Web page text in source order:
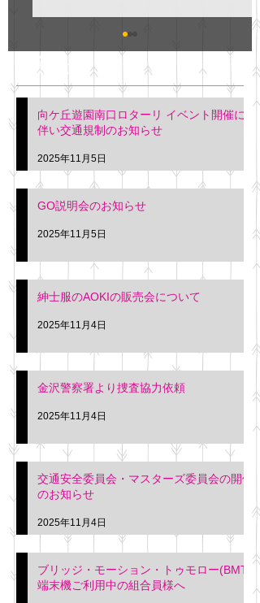
明日(11月6日)午後3時～5
階会議室にてGOの説明会
を行います。 神奈川個人
タクシー協同組合 専務 佐
久間
最新記事
向ケ丘遊園南口ロターリ イベント開催に
伴い交通規制のお知らせ
2025年11月5日
GO説明会のお知らせ
2025年11月5日
紳士服のAOKIの販売会について
2025年11月4日
金沢警察署より捜査協力依頼
2025年11月4日
交通安全委員会・マスターズ委員会の開催
のお知らせ
2025年11月4日
ブリッジ・モーション・トゥモロー(BMT)
端末機ご利用中の組合員様へ